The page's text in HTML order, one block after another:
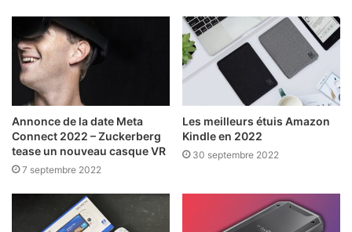
Annonce de la date Meta
Connect 2022 – Zuckerberg
tease un nouveau casque VR
7 septembre 2022
Les meilleurs étuis Amazon
Kindle en 2022
30 septembre 2022